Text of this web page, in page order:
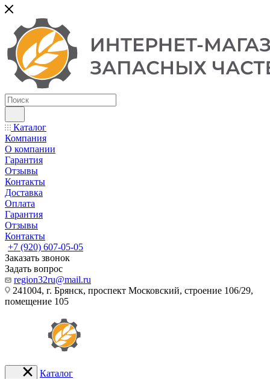
Каталог
Компания
О компании
Гарантия
Отзывы
Контакты
Доставка
Оплата
Гарантия
Отзывы
Контакты
+7 (920) 607-05-05
Заказать звонок
Задать вопрос
region32ru@mail.ru
241004, г. Брянск, проспект Московский, строение 106/29,
помещение 105
Каталог